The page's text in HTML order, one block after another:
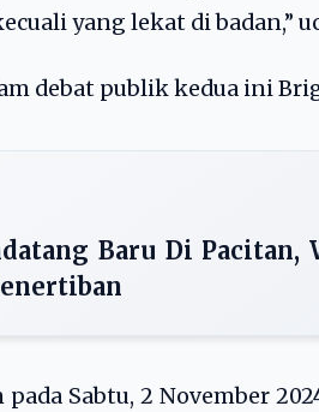
yang lekat di badan,”
debat publik kedua ini
Baru Di
Sabtu, 2 November